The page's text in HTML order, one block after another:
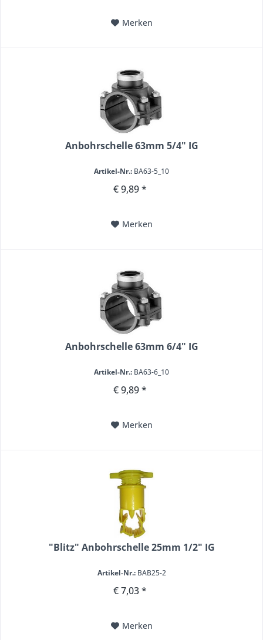
Merken
Anbohrschelle 63mm 5/4" IG
Artikel-Nr.: BA63-5_10
€ 9,89 *
Merken
Anbohrschelle 63mm 6/4" IG
Artikel-Nr.: BA63-6_10
€ 9,89 *
Merken
"Blitz" Anbohrschelle 25mm 1/2" IG
Artikel-Nr.:BAB25-2
€ 7,03 *
Merken